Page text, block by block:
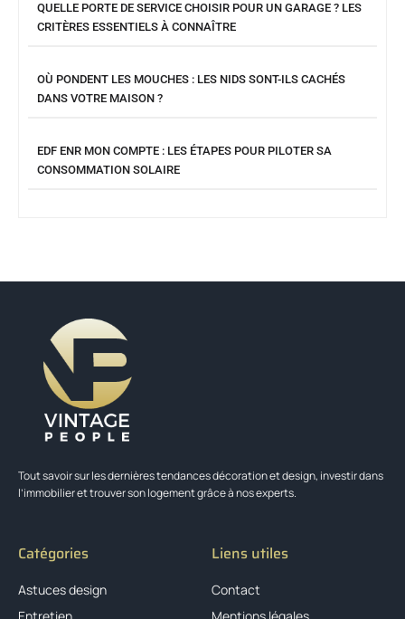
QUELLE PORTE DE SERVICE CHOISIR POUR UN GARAGE ? LES
CRITÈRES ESSENTIELS À CONNAÎTRE
OÙ PONDENT LES MOUCHES : LES NIDS SONT-ILS CACHÉS
DANS VOTRE MAISON ?
EDF ENR MON COMPTE : LES ÉTAPES POUR PILOTER SA
CONSOMMATION SOLAIRE
Tout savoir sur les dernières tendances décoration et design, investir dans
l’immobilier et trouver son logement grâce à nos experts.
Catégories
Astuces design
Liens utiles
Contact